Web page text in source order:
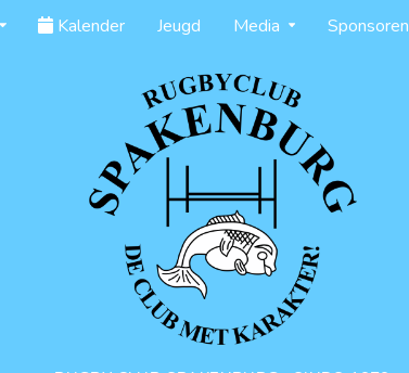
Kalender Jeugd Media Sponsoren